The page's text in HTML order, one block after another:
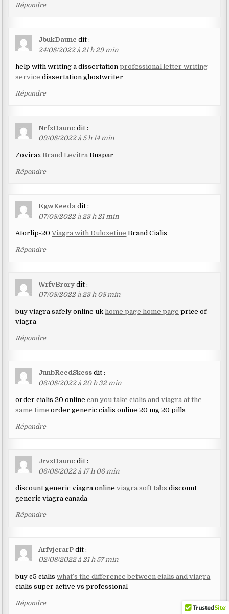
Répondre
JbukDaunc dit :
24/08/2022 à 21 h 29 min
help with writing a dissertationprofessional letter writing
service dissertation ghostwriter
Répondre
NrfxDaunc dit :
09/08/2022 à 5 h 14 min
ZoviraxBrand Levitra Buspar
Répondre
EgwKeeda dit :
07/08/2022 à 23 h 21 min
Atorlip-20Viagra with Duloxetine Brand Cialis
Répondre
WrfvBrory dit :
07/08/2022 à 23 h 08 min
buy viagra safely online uk home page home page price of
viagra
Répondre
JunbReedSkess dit :
06/08/2022 à 20 h 32 min
order cialis 20 onlinecan you take cialis and viagra at the
same time order generic cialis online 20 mg 20 pills
Répondre
JrvxDaunc dit :
06/08/2022 à 17 h 06 min
discount generic viagra onlineviagra soft tabs discount
generic viagra canada
Répondre
ArfvjerarP dit :
02/08/2022 à 21 h 57 min
buy c5 cialiswhat’s the difference between cialis and viagra
cialis super active vs professional
Répondre